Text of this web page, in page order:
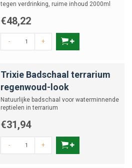
tegen verdrinking, ruime inhoud 2000ml
€48,22
- +
Trixie Badschaal terrarium
regenwoud-look
Natuurlijke badschaal voor waterminnende
reptielen in terrarium
€31,94
- +